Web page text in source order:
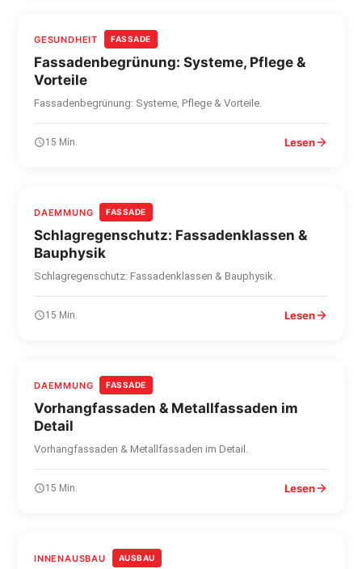
GESUNDHEIT FASSADE
Fassadenbegrünung: Systeme, Pflege &
Vorteile
Fassadenbegrünung: Systeme, Pflege & Vorteile.
15 Min. Lesen
DAEMMUNG FASSADE
Schlagregenschutz: Fassadenklassen &
Bauphysik
Schlagregenschutz: Fassadenklassen & Bauphysik.
15 Min. Lesen
DAEMMUNG FASSADE
Vorhangfassaden & Metallfassaden im
Detail
Vorhangfassaden & Metallfassaden im Detail.
15 Min. Lesen
INNENAUSBAU AUSBAU